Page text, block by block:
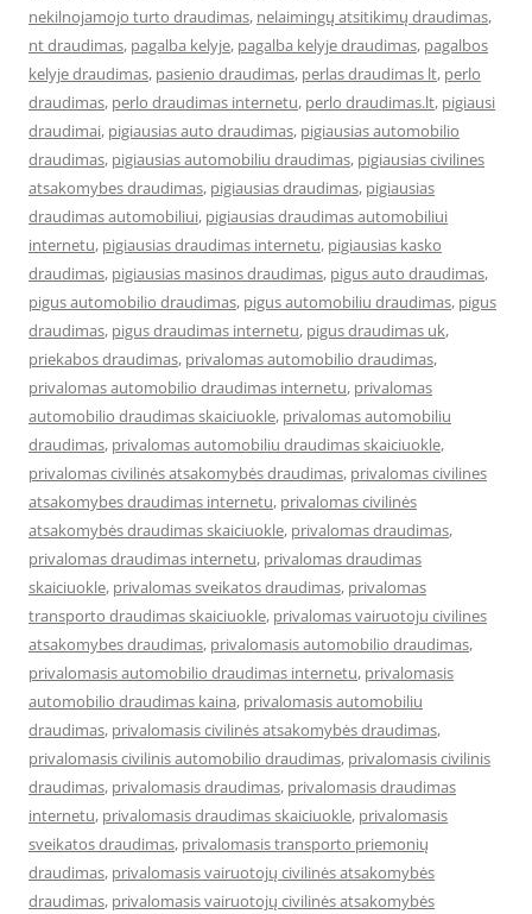
nekilnojamojo turto draudimas, nelaimingų atsitikimų draudimas,
nt draudimas, pagalba kelyje, pagalba kelyje draudimas, pagalbos
kelyje draudimas, pasienio draudimas, perlas draudimas lt, perlo
draudimas, perlo draudimas internetu, perlo draudimas.lt, pigiausi
draudimai, pigiausias auto draudimas, pigiausias automobilio
draudimas, pigiausias automobiliu draudimas, pigiausias civilines
atsakomybes draudimas, pigiausias draudimas, pigiausias
draudimas automobiliui, pigiausias draudimas automobiliui
internetu, pigiausias draudimas internetu, pigiausias kasko
draudimas, pigiausias masinos draudimas, pigus auto draudimas,
pigus automobilio draudimas, pigus automobiliu draudimas, pigus
draudimas, pigus draudimas internetu, pigus draudimas uk,
priekabos draudimas, privalomas automobilio draudimas,
privalomas automobilio draudimas internetu, privalomas
automobilio draudimas skaiciuokle, privalomas automobiliu
draudimas, privalomas automobiliu draudimas skaiciuokle,
privalomas civilinės atsakomybės draudimas, privalomas civilines
atsakomybes draudimas internetu, privalomas civilinės
atsakomybės draudimas skaiciuokle, privalomas draudimas,
privalomas draudimas internetu, privalomas draudimas
skaiciuokle, privalomas sveikatos draudimas, privalomas
transporto draudimas skaiciuokle, privalomas vairuotoju civilines
atsakomybes draudimas, privalomasis automobilio draudimas,
privalomasis automobilio draudimas internetu, privalomasis
automobilio draudimas kaina, privalomasis automobiliu
draudimas, privalomasis civilinės atsakomybės draudimas,
privalomasis civilinis automobilio draudimas, privalomasis civilinis
draudimas, privalomasis draudimas, privalomasis draudimas
internetu, privalomasis draudimas skaiciuokle, privalomasis
sveikatos draudimas, privalomasis transporto priemonių
draudimas, privalomasis vairuotojų civilinės atsakomybės
draudimas, privalomasis vairuotojų civilinės atsakomybės